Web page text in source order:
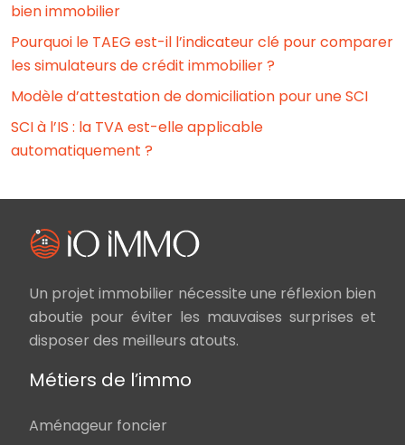
bien immobilier
Pourquoi le TAEG est-il l’indicateur clé pour comparer
les simulateurs de crédit immobilier ?
Modèle d’attestation de domiciliation pour une SCI
SCI à l’IS : la TVA est-elle applicable
automatiquement ?
Un projet immobilier nécessite une réflexion bien
aboutie pour éviter les mauvaises surprises et
disposer des meilleurs atouts.
Métiers de l’immo
Aménageur foncier